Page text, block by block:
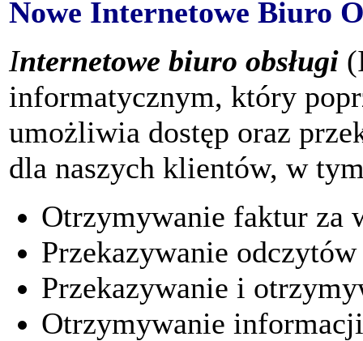
Nowe Internetowe Biuro
Internetowe biuro obsługi
informatycznym, który
umożliwia dostęp oraz
dla naszych klientów, w
Otrzymywanie faktur za
Przekazywanie
Przekazywanie i
Otrzymywanie